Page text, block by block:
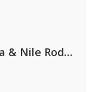
Damiano David, Tyla & Nile Rodgers